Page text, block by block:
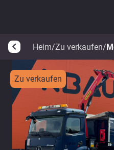
arrow_back_ios Heim/Zu verkaufen/
Zu verkaufen